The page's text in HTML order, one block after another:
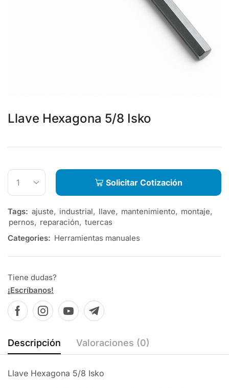
Llave Hexagona 5/8 Isko
Solicitar Cotización
Tags: ajuste, industrial, llave, mantenimiento, montaje,
pernos, reparación, tuercas
Categories: Herramientas manuales
Tiene dudas?
¡Escríbanos!
Descripción Valoraciones (0)
Llave Hexagona 5/8 Isko